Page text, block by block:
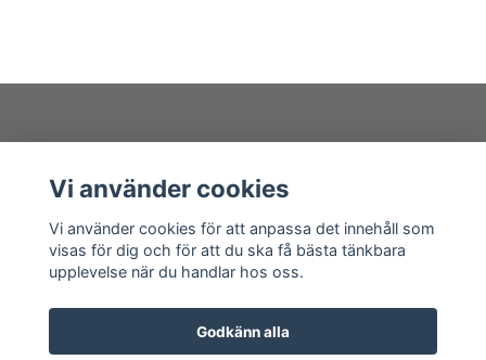
Läs mer
Vi använder cookies
Vi använder cookies för att anpassa det innehåll som
visas för dig och för att du ska få bästa tänkbara
upplevelse när du handlar hos oss.
Godkänn alla